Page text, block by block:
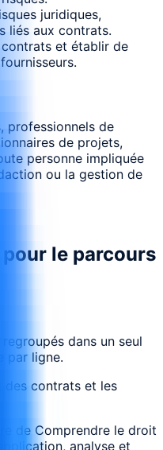
juridiques,
liés aux contrats.
et établir de
professionnels de
de projets,
personne impliquée
ou la gestion de
le parcours
dans un seul
par ligne.
des contrats et les
de Comprendre le droit
analyse et